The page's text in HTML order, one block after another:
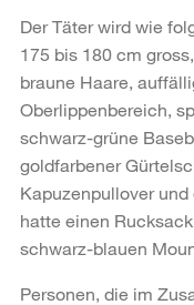
Der Täter wird wie
175 bis 180 cm
braune Haare,
Oberlippenbereich,
schwarz-grüne
goldfarbener
Kapuzenpullover
hatte einen
schwarz-blauen
Personen, die im